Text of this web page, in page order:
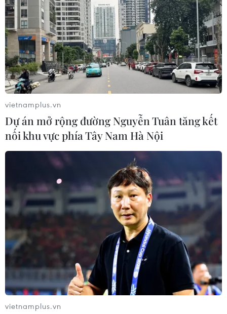
vietnamplus.vn
Dự án mở rộng đường Nguyễn Tuân tăng kết
nối khu vực phía Tây Nam Hà Nội
vietnamplus.vn